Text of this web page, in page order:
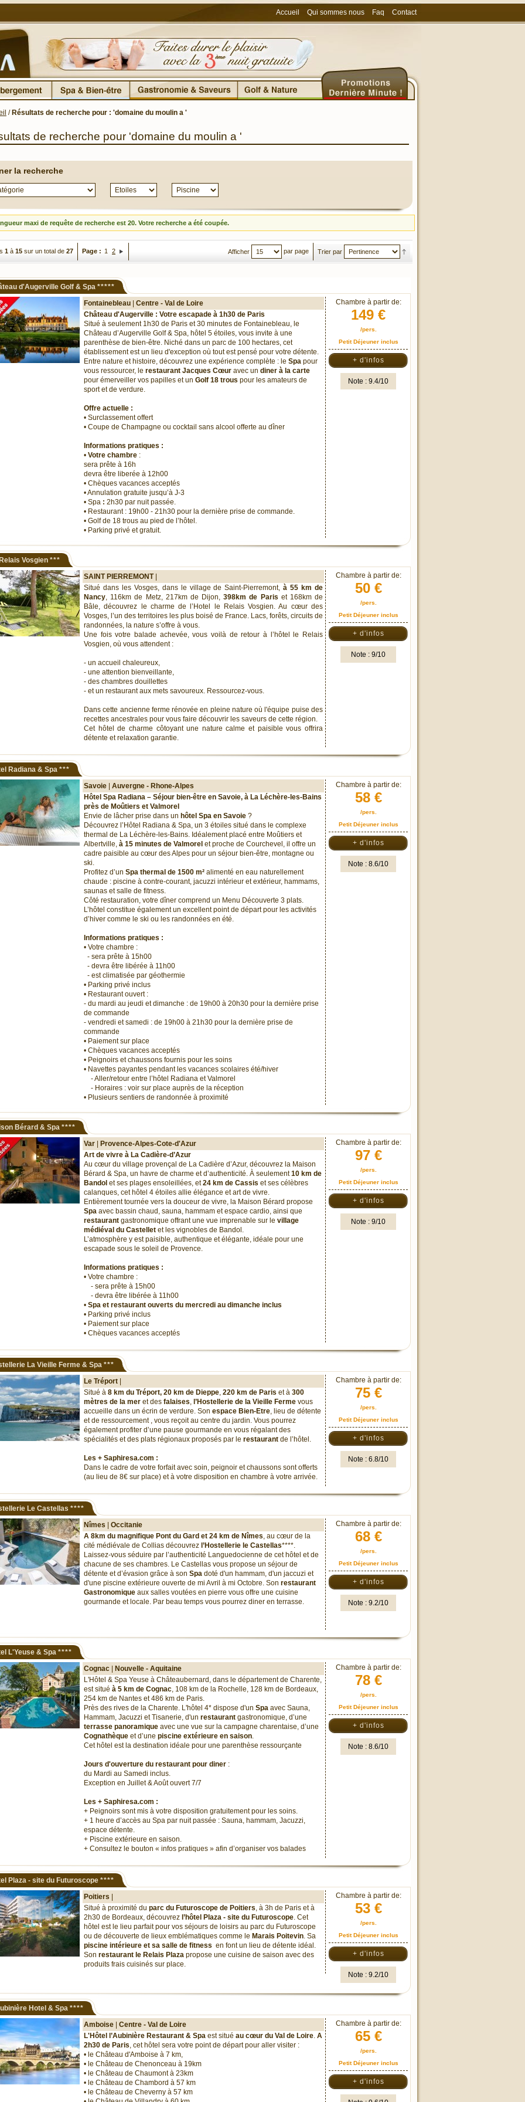
Accueil Qui sommes nous Faq Contact
/ Résultats de recherche pour : 'domaine du moulin a '
de recherche pour 'domaine du moulin a '
la recherche
maxi de requête de recherche est 20. Votre recherche a été coupée.
1 à 15 sur un total de 27 Page : 1 2 Trier par
Afficher par page
d'Augerville Golf & Spa *****
Fontainebleau
Centre - Val de Loire
Château d'Augerville : Votre escapade à 1h30 de Paris
Situé à seulement 1h30 de Paris et 30 minutes de Fontainebleau, le
Château d’Augerville Golf & Spa, hôtel 5 étoiles, vous invite à une
parenthèse de bien-être. Niché dans un parc de 100 hectares, cet
établissement est un lieu d'exception où tout est pensé pour votre détente.
Entre nature et histoire, découvrez une expérience complète : le Spa pour
vous ressourcer, le restaurant Jacques Cœur avec un diner à la carte
pour émerveiller vos papilles et un Golf 18 trous pour les amateurs de
sport et de verdure.
Offre actuelle :
• Surclassement offert
• Coupe de Champagne ou cocktail sans alcool offerte au dîner
Informations pratiques :
• Votre chambre :
sera prête à 16h
devra être liberée à 12h00
• Chèques vacances acceptés
• Annulation gratuite jusqu’à J-3
• Spa : 2h30 par nuit passée.
• Restaurant : 19h00 - 21h30 pour la dernière prise de commande.
• Golf de 18 trous au pied de l’hôtel.
• Parking privé et gratuit.
Chambre à partir de:
149 €
/pers.
Petit Déjeuner inclus
+ d'infos
Note : 9.4/10
Vosgien ***
SAINT PIERREMONT|
Situé dans les Vosges, dans le village de Saint-Pierremont,à 55 km de
Nancy, 116km de Metz, 217km de Dijon,398km de Paris et 168km de
Bâle, découvrez le charme de l’Hotel le Relais Vosgien. Au cœur des
Vosges, l’un des territoires les plus boisé de France. Lacs, forêts, circuits de
randonnées, la nature s’offre à vous.
Une fois votre balade achevée, vous voilà de retour à l’hôtel le Relais
Vosgien, où vous attendent :
- un accueil chaleureux,
- une attention bienveillante,
- des chambres douillettes
- et un restaurant aux mets savoureux. Ressourcez-vous.
Dans cette ancienne ferme rénovée en pleine nature où l'équipe puise des
recettes ancestrales pour vous faire découvrir les saveurs de cette région.
Cet hôtel de charme côtoyant une nature calme et paisible vous offrira
détente et relaxation garantie.
Chambre à partir de:
50 €
/pers.
Petit Déjeuner inclus
+ d'infos
Note : 9/10
Radiana & Spa ***
Savoie
Auvergne - Rhone-Alpes
Hôtel Spa Radiana – Séjour bien-être en Savoie, à La Léchère-les-Bains
près de Moûtiers et Valmorel
Envie de lâcher prise dans un hôtel Spa en Savoie ?
Découvrez l’Hôtel Radiana & Spa, un 3 étoiles situé dans le complexe
thermal de La Léchère-les-Bains. Idéalement placé entre Moûtiers et
Albertville, à 15 minutes de Valmorel et proche de Courchevel, il offre un
cadre paisible au cœur des Alpes pour un séjour bien-être, montagne ou
ski.
Profitez d’un Spa thermal de 1500 m² alimenté en eau naturellement
chaude : piscine à contre-courant, jacuzzi intérieur et extérieur, hammams,
saunas et salle de fitness.
Côté restauration, votre dîner comprend un Menu Découverte 3 plats.
L’hôtel constitue également un excellent point de départ pour les activités
d’hiver comme le ski ou les randonnées en été.
Informations pratiques :
• Votre chambre :
- sera prête à 15h00
- devra être libérée à 11h00
- est climatisée par géothermie
• Parking privé inclus
• Restaurant ouvert :
- du mardi au jeudi et dimanche : de 19h00 à 20h30 pour la dernière prise
de commande
- vendredi et samedi : de 19h00 à 21h30 pour la dernière prise de
commande
• Paiement sur place
• Chèques vacances acceptés
• Peignoirs et chaussons fournis pour les soins
• Navettes payantes pendant les vacances scolaires été/hiver
- Aller/retour entre l’hôtel Radiana et Valmorel
- Horaires : voir sur place auprès de la réception
• Plusieurs sentiers de randonnée à proximité
Chambre à partir de:
58 €
/pers.
Petit Déjeuner inclus
+ d'infos
Note : 8.6/10
Bérard & Spa ****
Var
Provence-Alpes-Cote-d'Azur
Art de vivre à La Cadière-d’Azur
Au cœur du village provençal de La Cadière d’Azur, découvrez la Maison
Bérard & Spa, un havre de charme et d’authenticité. À seulement10 km de
Bandol et ses plages ensoleillées, et24 km de Cassis et ses célèbres
calanques, cet hôtel 4 étoiles allie élégance et art de vivre.
Entièrement tournée vers la douceur de vivre, la Maison Bérard propose
Spa avec bassin chaud, sauna, hammam et espace cardio, ainsi que
restaurant gastronomique offrant une vue imprenable sur le village
médiéval du Castellet et les vignobles de Bandol.
L’atmosphère y est paisible, authentique et élégante, idéale pour une
escapade sous le soleil de Provence.
Informations pratiques :
• Votre chambre :
- sera prête à 15h00
- devra être libérée à 11h00
• Spa et restaurant ouverts du mercredi au dimanche inclus
• Parking privé inclus
• Paiement sur place
• Chèques vacances acceptés
Chambre à partir de:
97 €
/pers.
Petit Déjeuner inclus
+ d'infos
Note : 9/10
La Vieille Ferme & Spa ***
Le Tréport
Situé à 8 km du Tréport, 20 km de Dieppe, 220 km de Paris et à 300
mètres de la mer et des falaises, l’Hostellerie de la Vieille Ferme vous
accueille dans un écrin de verdure. Son espace Bien-Etre, lieu de détente
et de ressourcement , vous reçoit au centre du jardin. Vous pourrez
également profiter d’une pause gourmande en vous régalant des
spécialités et des plats régionaux proposés par le restaurant de l’hôtel.
Les + Saphiresa.com :
Dans le cadre de votre forfait avec soin, peignoir et chaussons sont offerts
(au lieu de 8€ sur place) et à votre disposition en chambre à votre arrivée.
Chambre à partir de:
75 €
/pers.
Petit Déjeuner inclus
+ d'infos
Note : 6.8/10
Le Castellas ****
Nîmes
Occitanie
A 8km du magnifique Pont du Gard et 24 km de Nîmes, au cœur de la
cité médiévale de Collias découvrez l’Hostellerie le Castellas****.
Laissez-vous séduire par l’authenticité Languedocienne de cet hôtel et de
chacune de ses chambres. Le Castellas vous propose un séjour de
détente et d’évasion grâce à son Spa doté d'un hammam, d'un jaccuzi et
d'une piscine extérieure ouverte de mi Avril à mi Octobre. Son restaurant
Gastronomique aux salles voutées en pierre vous offre une cuisine
gourmande et locale. Par beau temps vous pourrez diner en terrasse.
Chambre à partir de:
68 €
/pers.
Petit Déjeuner inclus
+ d'infos
Note : 9.2/10
L'Yeuse & Spa ****
Cognac
Nouvelle - Aquitaine
L'Hôtel & Spa Yeuse à Châteaubernard, dans le département de Charente,
est situé à 5 km de Cognac, 108 km de la Rochelle, 128 km de Bordeaux,
254 km de Nantes et 486 km de Paris.
Près des rives de la Charente. L'hôtel 4* dispose d'un Spa avec Sauna,
Hammam, Jacuzzi et Tisanerie, d'un restaurant gastronomique, d’une
terrasse panoramique avec une vue sur la campagne charentaise, d’une
Cognathèque et d’une piscine extérieure en saison.
Cet hôtel est la destination idéale pour une parenthèse ressourçante
Jours d'ouverture du restaurant pour diner :
du Mardi au Samedi inclus.
Exception en Juillet & Août ouvert 7/7
Les + Saphiresa.com :
+ Peignoirs sont mis à votre disposition gratuitement pour les soins.
+ 1 heure d’accès au Spa par nuit passée : Sauna, hammam, Jacuzzi,
espace détente.
+ Piscine extérieure en saison.
+ Consultez le bouton « infos pratiques » afin d’organiser vos balades
Chambre à partir de:
78 €
/pers.
Petit Déjeuner inclus
+ d'infos
Note : 8.6/10
Plaza - site du Futuroscope ****
Poitiers
Situé à proximité du parc du Futuroscope de Poitiers, à 3h de Paris et à
2h30 de Bordeaux, découvrez l’hôtel Plaza - site du Futuroscope. Cet
hôtel est le lieu parfait pour vos séjours de loisirs au parc du Futuroscope
ou de découverte de lieux emblématiques comme le Marais Poitevin. Sa
piscine intérieure et sa salle de fitness en font un lieu de détente idéal.
Son restaurant le Relais Plaza propose une cuisine de saison avec des
produits frais cuisinés sur place.
Chambre à partir de:
53 €
/pers.
Petit Déjeuner inclus
+ d'infos
Note : 9.2/10
Hotel & Spa ****
Amboise
Centre - Val de Loire
L'Hôtel l’Aubinière Restaurant & Spa est situé au cœur du Val de Loire. A
2h30 de Paris, cet hôtel sera votre point de départ pour aller visiter :
• le Château d'Amboise à 7 km,
• le Château de Chenonceau à 19km
• le Château de Chaumont à 23km
• le Château de Chambord à 57 km
• le Château de Cheverny à 57 km
Chambre à partir de:
65 €
/pers.
Petit Déjeuner inclus
+ d'infos